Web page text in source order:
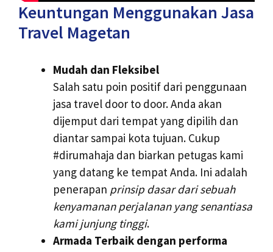
Keuntungan Menggunakan Jasa
Travel Magetan
Mudah dan Fleksibel
Salah satu poin positif dari penggunaan
jasa travel door to door. Anda akan
dijemput dari tempat yang dipilih dan
diantar sampai kota tujuan. Cukup
#dirumahaja dan biarkan petugas kami
yang datang ke tempat Anda. Ini adalah
penerapan prinsip dasar dari sebuah
kenyamanan perjalanan yang senantiasa
kami junjung tinggi.
Armada Terbaik dengan performa